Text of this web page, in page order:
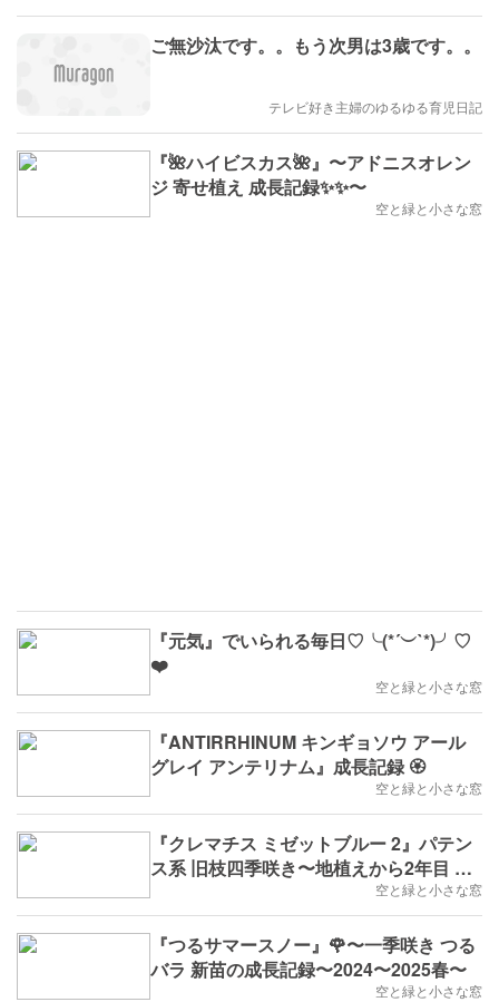
ご無沙汰です。。もう次男は3歳です。。
テレビ好き主婦のゆるゆる育児日記
『🌺ハイビスカス🌺』〜アドニスオレン
ジ 寄せ植え 成長記録✨✨〜
空と緑と小さな窓
『元気』でいられる毎日♡╰(*´︶`*)╯♡
❤️
空と緑と小さな窓
『ANTIRRHINUM キンギョソウ アール
グレイ アンテリナム』成長記録 🏵️
空と緑と小さな窓
『クレマチス ミゼットブルー 2』パテン
ス系 旧枝四季咲き〜地植えから2年目 成
空と緑と小さな窓
『つるサマースノー』🌹〜一季咲き つる
バラ 新苗の成長記録〜2024〜2025春〜
空と緑と小さな窓